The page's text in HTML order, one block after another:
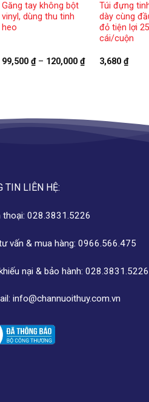
Găng tay không bột
vinyl, dùng thu tinh
heo
99,500₫ – 120,000₫Khoảng
giá:
Túi đựng
dày cùng
đỏ tiện lợi
cái/cuộn
3,680₫
TIN LIÊN HỆ:
thoại: 028.3831.5226
vấn & mua hàng: 0966.566.475
nại & bảo hành: 028.3831.5226
info@channuoithuy.com.vn